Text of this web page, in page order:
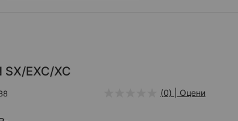
SX/EXC/XC
(0) | Оцени